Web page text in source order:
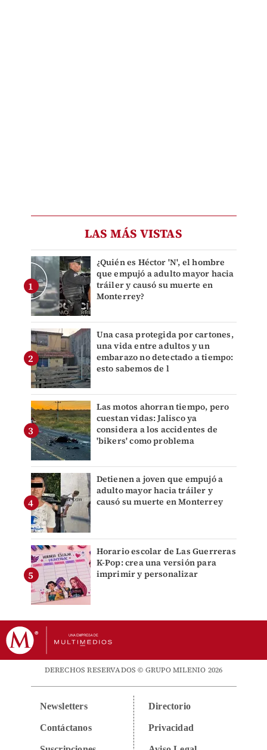
LAS MÁS VISTAS
¿Quién es Héctor 'N', el hombre
que empujó a adulto mayor hacia
tráiler y causó su muerte en
Monterrey?
Una casa protegida por cartones,
una vida entre adultos y un
embarazo no detectado a tiempo:
esto sabemos de l
Las motos ahorran tiempo, pero
cuestan vidas: Jalisco ya
considera a los accidentes de
'bikers' como problema
Detienen a joven que empujó a
adulto mayor hacia tráiler y
causó su muerte en Monterrey
Horario escolar de Las Guerreras
K-Pop: crea una versión para
imprimir y personalizar
DERECHOS RESERVADOS © GRUPO MILENIO 2026
Newsletters
Contáctanos
Directorio
Privacidad